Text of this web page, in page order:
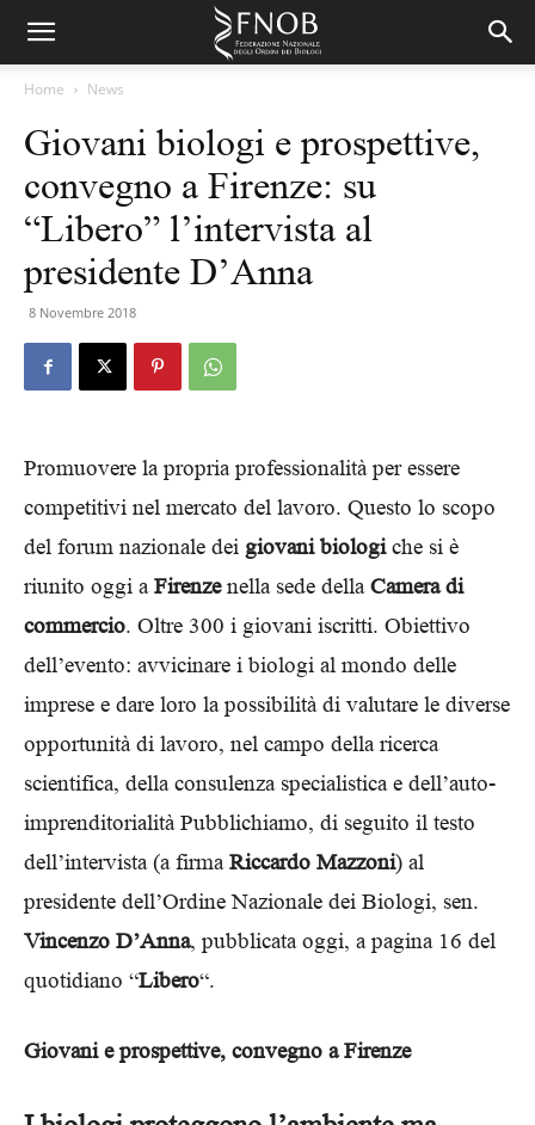
Home News
Giovani biologi e prospettive,
convegno a Firenze: su
“Libero” l’intervista al
presidente D’Anna
8 Novembre 2018
Promuovere la propria professionalità per essere
competitivi nel mercato del lavoro. Questo lo scopo
del forum nazionale dei giovani biologiche si è
riunito oggi aFirenzenella sede dellaCamera di
commercio. Oltre 300 i giovani iscritti. Obiettivo
dell’evento: avvicinare i biologi al mondo delle
imprese e dare loro la possibilità di valutare le diverse
opportunità di lavoro, nel campo della ricerca
scientifica, della consulenza specialistica e dell’auto-
imprenditorialità Pubblichiamo, di seguito il testo
dell’intervista (a firmaRiccardo Mazzoni) al
presidente dell’Ordine Nazionale dei Biologi, sen.
Vincenzo D’Anna, pubblicata oggi, a pagina 16 del
quotidiano “Libero“.
Giovani e prospettive, convegno a Firenze